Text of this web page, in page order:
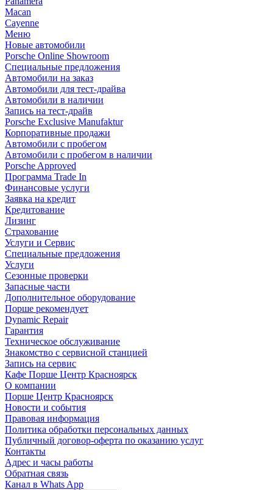
Macan
Cayenne
Меню
Новые автомобили
Porsche Online Showroom
Специальные предложения
Автомобили на заказ
Автомобили для тест-драйва
Автомобили в наличии
Запись на тест-драйв
Porsche Exclusive Manufaktur
Корпоративные продажи
Автомобили с пробегом
Автомобили с пробегом в наличии
Porsche Approved
Программа Trade In
Финансовые услуги
Заявка на кредит
Кредитование
Лизинг
Страхование
Услуги и Сервис
Специальные предложения
Услуги
Сезонные проверки
Запасные части
Дополнительное оборудование
Порше рекомендует
Dynamic Repair
Гарантия
Техническое обслуживание
Знакомство с сервисной станцией
Запись на сервис
Кафе Порше Центр Красноярск
О компании
Порше Центр Красноярск
Новости и события
Правовая информация
Политика обработки персональных данных
Публичный договор-оферта по оказанию услуг
Контакты
Адрес и часы работы
Обратная связь
Канал в Whats App